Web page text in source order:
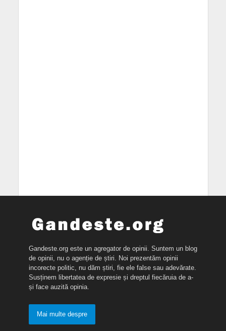
Gandeste.org este un agregator de opinii. Suntem un blog
de opinii, nu o agenție de știri. Noi prezentăm opinii
incorecte politic, nu dăm știri, fie ele false sau adevărate.
Susținem libertatea de expresie și dreptul fiecăruia de a-
și face auzită opinia.
Mai multe despre